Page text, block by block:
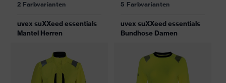
2 Farbvarianten
uvex suXXeed essentials
Mantel Herren
5 Farbvarianten
uvex suXXeed essentials
Bundhose Damen